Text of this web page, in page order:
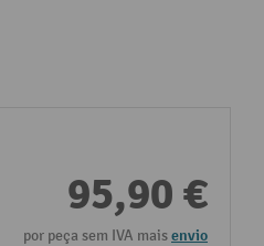
95,90 €
por peça sem IVA maisenvio